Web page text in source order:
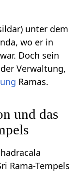
unter dem
wo er in
Doch sein
Verwaltung,
Ramas.
und das
Rama-Tempels